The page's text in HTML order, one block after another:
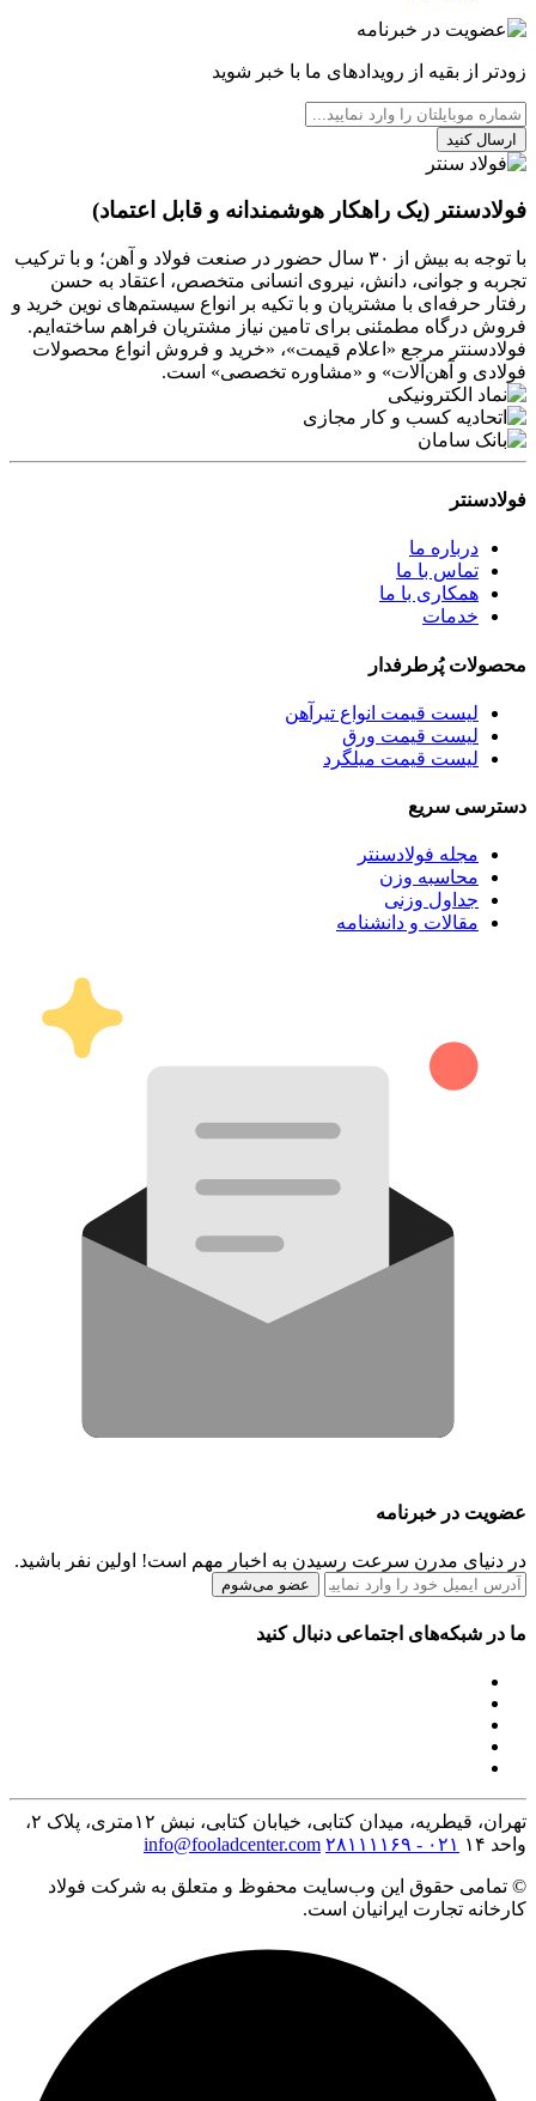
زودتر از بقیه از رویدادهای ما با خبر شوید
ارسال کنید
فولادسنتر (یک راهکار هوشمندانه و قابل اعتماد)
با توجه به بیش از ۳۰ سال حضور در صنعت فولاد و آهن؛ و با ترکیب
تجربه و جوانی، دانش، نیروی انسانی متخصص، اعتقاد به حسن
رفتار حرفه‌ای با مشتریان و با تکیه بر انواع سیستم‌های نوین خرید و
فروش درگاه مطمئنی برای تامین نیاز مشتریان فراهم ساخته‌ایم.
فولادسنتر مرجع «اعلام قیمت»، «خرید و فروش انواع محصولات
فولادی و آهن‌آلات» و «مشاوره تخصصی» است.
فولادسنتر
درباره ما
تماس با ما
همکاری با ما
خدمات
محصولات پُرطرفدار
لیست قیمت انواع تیرآهن
لیست قیمت ورق
لیست قیمت میلگرد
دسترسی سریع
مجله فولادسنتر
محاسبه وزن
جداول وزنی
مقالات و دانشنامه
عضویت در خبرنامه
در دنیای مدرن سرعت رسیدن به اخبار مهم است! اولین نفر باشید.
عضو می‌شوم
ما در شبکه‌های اجتماعی دنبال کنید
تهران، قیطریه، میدان کتابی، خیابان کتابی، نبش ۱۲متری، پلاک ۲،
واحد ۱۴
۰۲۱ - ۲۸۱۱۱۱۶۹ info@fooladcenter.com
© تمامی حقوق این وب‌سایت محفوظ و متعلق به شرکت فولاد
کارخانه تجارت ایرانیان است.